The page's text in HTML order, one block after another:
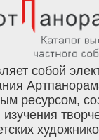
собой
ресурсом,